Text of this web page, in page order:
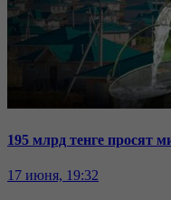
195 млрд тенге просят
17 июня, 19:32